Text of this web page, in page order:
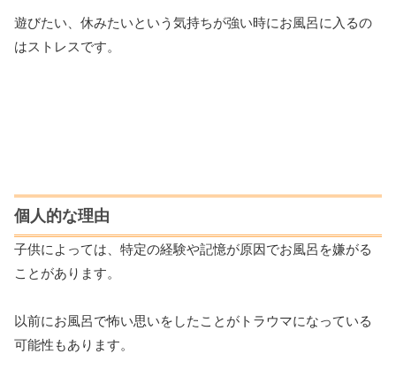
遊びたい、休みたいという気持ちが強い時にお風呂に入るの
はストレスです。
個人的な理由
子供によっては、特定の経験や記憶が原因でお風呂を嫌がる
ことがあります。
以前にお風呂で怖い思いをしたことがトラウマになっている
可能性もあります。